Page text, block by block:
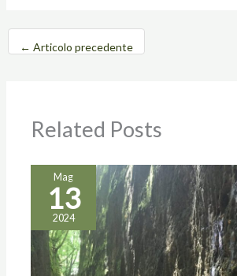
← Articolo precedente
Related Posts
Mag
13
2024